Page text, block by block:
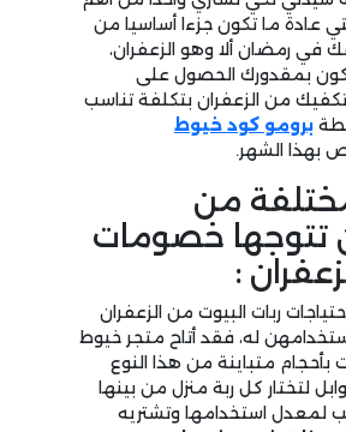
التي عادة ما تكون جزءا أساسيا من
في رمضان ألا وهو الزعفران،
بمقدورك الحصول على
تكفيك من الزعفران بتكلفة تناسب
برومو كود خيوط
بهذا الشهر.
من
تتوجها خصومات
:
ربات البيوت من الزعفران
له، فقد أتاح متجر خيوط
بأحجام متباينة من هذا النوع
لتختار كل ربة منزل من بينها
لمعدل استخدامها وتشتريه